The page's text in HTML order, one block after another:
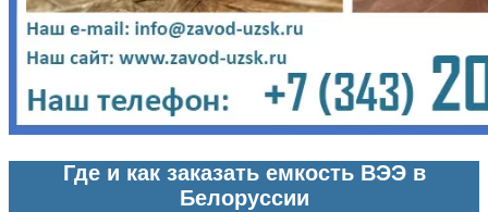
Где и как заказать емкость ВЭЭ в
Белоруссии